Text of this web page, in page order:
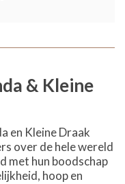
& Kleine
en Kleine Draak
over de hele wereld
met hun boodschap
hoop en